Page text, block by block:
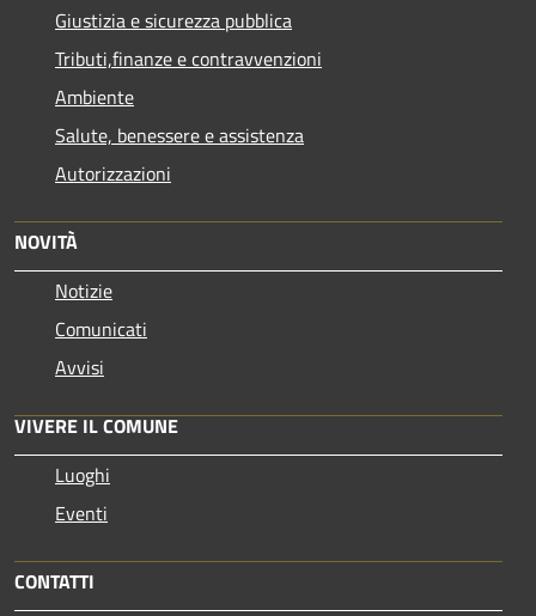
Giustizia e sicurezza pubblica
Tributi,finanze e contravvenzioni
Ambiente
Salute, benessere e assistenza
Autorizzazioni
NOVITÀ
Notizie
Comunicati
Avvisi
VIVERE IL COMUNE
Luoghi
Eventi
CONTATTI